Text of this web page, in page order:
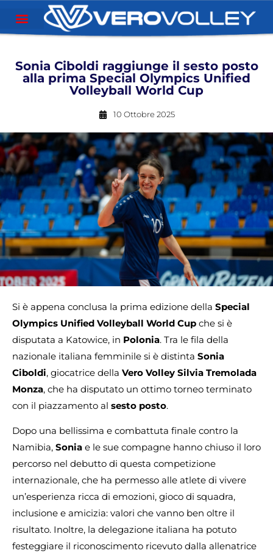
Sonia Ciboldi raggiunge il sesto posto
alla prima Special Olympics Unified
Volleyball World Cup
10 Ottobre 2025
Si è appena conclusa la prima edizione della Special
Olympics Unified Volleyball World Cup che si è
disputata a Katowice, in Polonia. Tra le fila della
nazionale italiana femminile si è distinta Sonia
Ciboldi, giocatrice della Vero Volley Silvia Tremolada
Monza, che ha disputato un ottimo torneo terminato
con il piazzamento al sesto posto.
Dopo una bellissima e combattuta finale contro la
Namibia, Sonia e le sue compagne hanno chiuso il loro
percorso nel debutto di questa competizione
internazionale, che ha permesso alle atlete di vivere
un’esperienza ricca di emozioni, gioco di squadra,
inclusione e amicizia: valori che vanno ben oltre il
risultato. Inoltre, la delegazione italiana ha potuto
festeggiare il riconoscimento ricevuto dalla allenatrice